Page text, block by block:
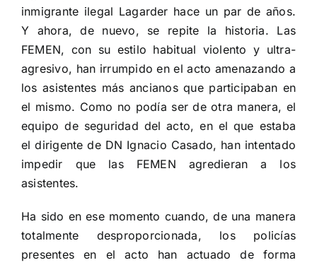
inmigrante ilegal Lagarder hace un par de años.
Y ahora, de nuevo, se repite la historia. Las
FEMEN, con su estilo habitual violento y ultra-
agresivo, han irrumpido en el acto amenazando a
los asistentes más ancianos que participaban en
el mismo. Como no podía ser de otra manera, el
equipo de seguridad del acto, en el que estaba
el dirigente de DN Ignacio Casado, han intentado
impedir que las FEMEN agredieran a los
asistentes.
Ha sido en ese momento cuando, de una manera
totalmente desproporcionada, los policías
presentes en el acto han actuado de forma